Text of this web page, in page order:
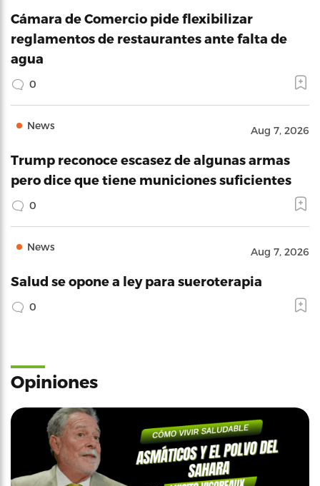
Cámara de Comercio pide flexibilizar
reglamentos de restaurantes ante falta de
agua
0
News Aug 7, 2026
Trump reconoce escasez de algunas armas
pero dice que tiene municiones suficientes
0
News Aug 7, 2026
Salud se opone a ley para sueroterapia
0
Opiniones